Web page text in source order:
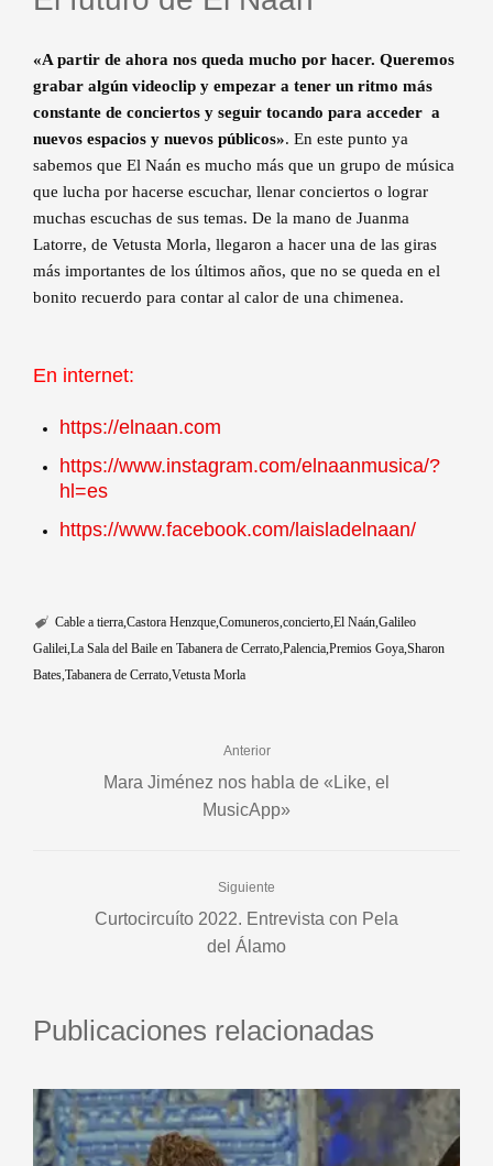
«A partir de ahora nos queda mucho por hacer. Queremos
grabar algún videoclip y empezar a tener un ritmo más
constante de conciertos y seguir tocando para acceder a
nuevos espacios y nuevos públicos». En este punto ya
sabemos que El Naán es mucho más que un grupo de música
que lucha por hacerse escuchar, llenar conciertos o lograr
muchas escuchas de sus temas. De la mano de Juanma
Latorre, de Vetusta Morla, llegaron a hacer una de las giras
más importantes de los últimos años, que no se queda en el
bonito recuerdo para contar al calor de una chimenea.
En internet:
https://elnaan.com
https://www.instagram.com/elnaanmusica/?
hl=es
https://www.facebook.com/laisladelnaan/
Cable a tierra Castora Henzque Comuneros concierto El Naán Galileo
Galilei La Sala del Baile en Tabanera de Cerrato Palencia Premios Goya Sharon
Bates Tabanera de Cerrato Vetusta Morla
Anterior
Mara Jiménez nos habla de «Like, el
MusicApp»
Siguiente
Curtocircuíto 2022. Entrevista con Pela
del Álamo
Publicaciones relacionadas